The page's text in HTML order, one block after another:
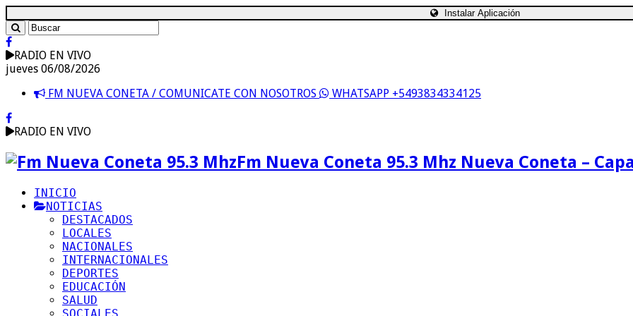
Instalar Aplicación
RADIO EN VIVO
jueves 06/08/2026
FM NUEVA CONETA / COMUNICATE CON NOSOTROS
WHATSAPP +5493834334125
RADIO EN VIVO
Fm Nueva Coneta 95.3 Mhz Nueva Coneta –
INICIO
NOTICIAS
DESTACADOS
LOCALES
NACIONALES
INTERNACIONALES
DEPORTES
EDUCACIÓN
SALUD